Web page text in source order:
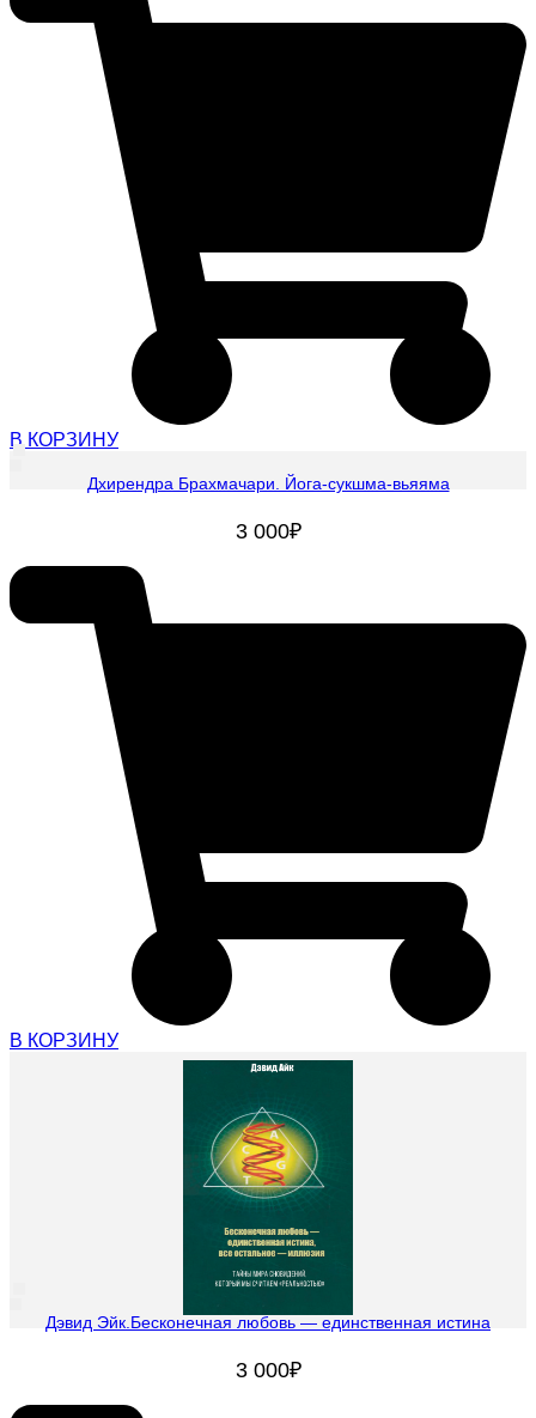
В КОРЗИНУ
Дхирендра Брахмачари. Йога-сукшма-вьяяма
3 000₽
В КОРЗИНУ
Дэвид Эйк.Бесконечная любовь — единственная истина
3 000₽